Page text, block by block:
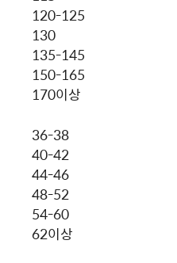
120-125
130
135-145
150-165
170이상
36-38
40-42
44-46
48-52
54-60
62이상